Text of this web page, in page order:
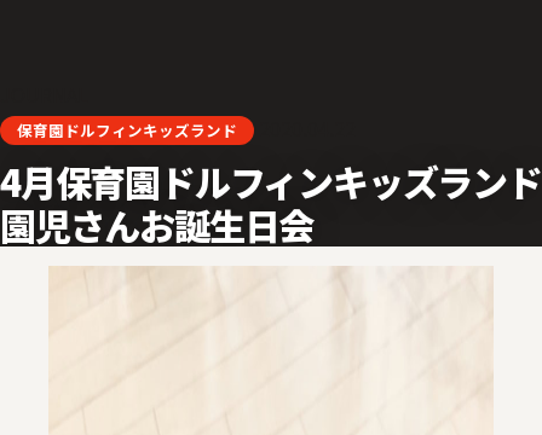
保育園ドルフィンキッズランド
4月保育園ドルフィンキッズランド
園児さんお誕生日会